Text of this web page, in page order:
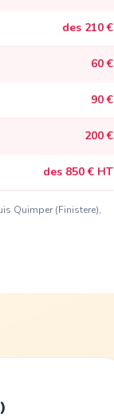
des 210 €
60 €
90 €
200 €
des 850 € HT
Quimper (Finistere),